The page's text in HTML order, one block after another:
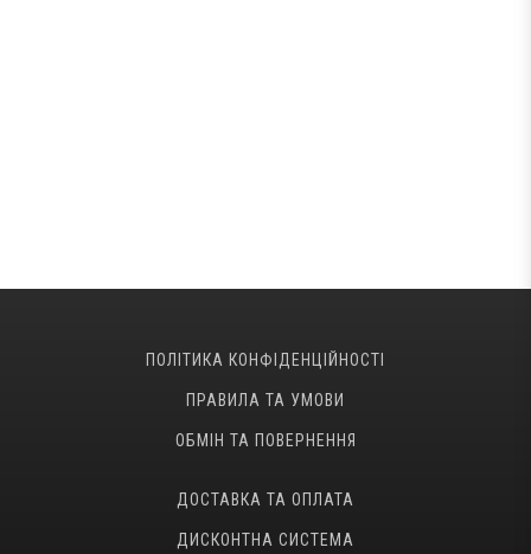
ПОЛІТИКА КОНФІДЕНЦІЙНОСТІ
ПРАВИЛА ТА УМОВИ
ОБМІН ТА ПОВЕРНЕННЯ
ДОСТАВКА ТА ОПЛАТА
ДИСКОНТНА СИСТЕМА